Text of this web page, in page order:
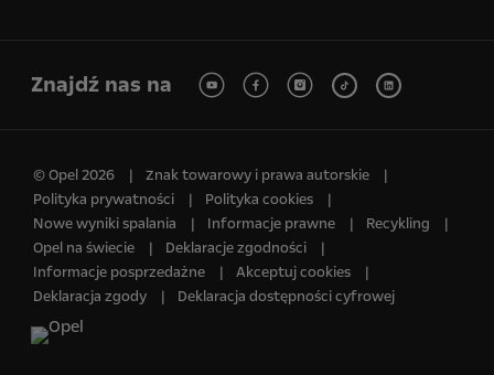
Znajdź nas na
© Opel 2026
Znak towarowy i prawa autorskie
Polityka prywatności
Polityka cookies
Nowe wyniki spalania
Informacje prawne
Recykling
Opel na świecie
Deklaracje zgodności
Informacje posprzedażne
Akceptuj cookies
Deklaracja zgody
Deklaracja dostępności cyfrowej